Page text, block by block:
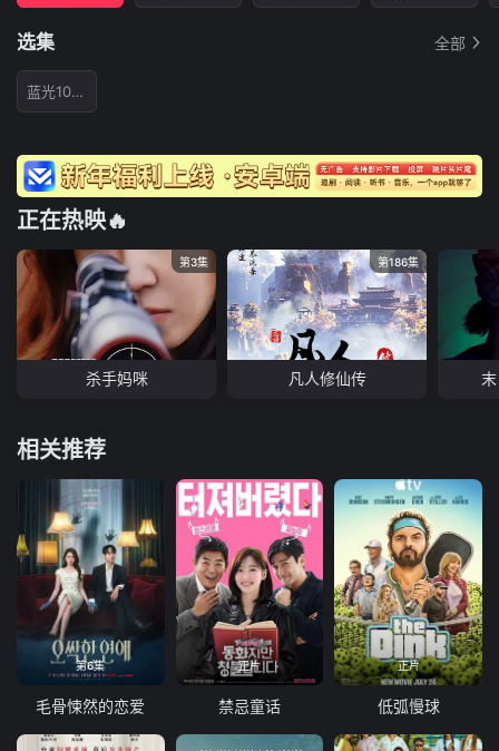
选集 全部
蓝光1080P
正在热映🔥
第3集
杀手妈咪
第186集
凡人修仙传
相关推荐
第6集
毛骨悚然的恋爱
正片
禁忌童话
正片
低弧慢球